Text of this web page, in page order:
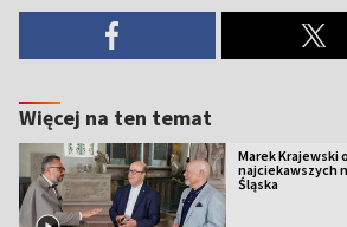
Więcej na ten temat
Marek Krajewski
najciekawszych
Śląska